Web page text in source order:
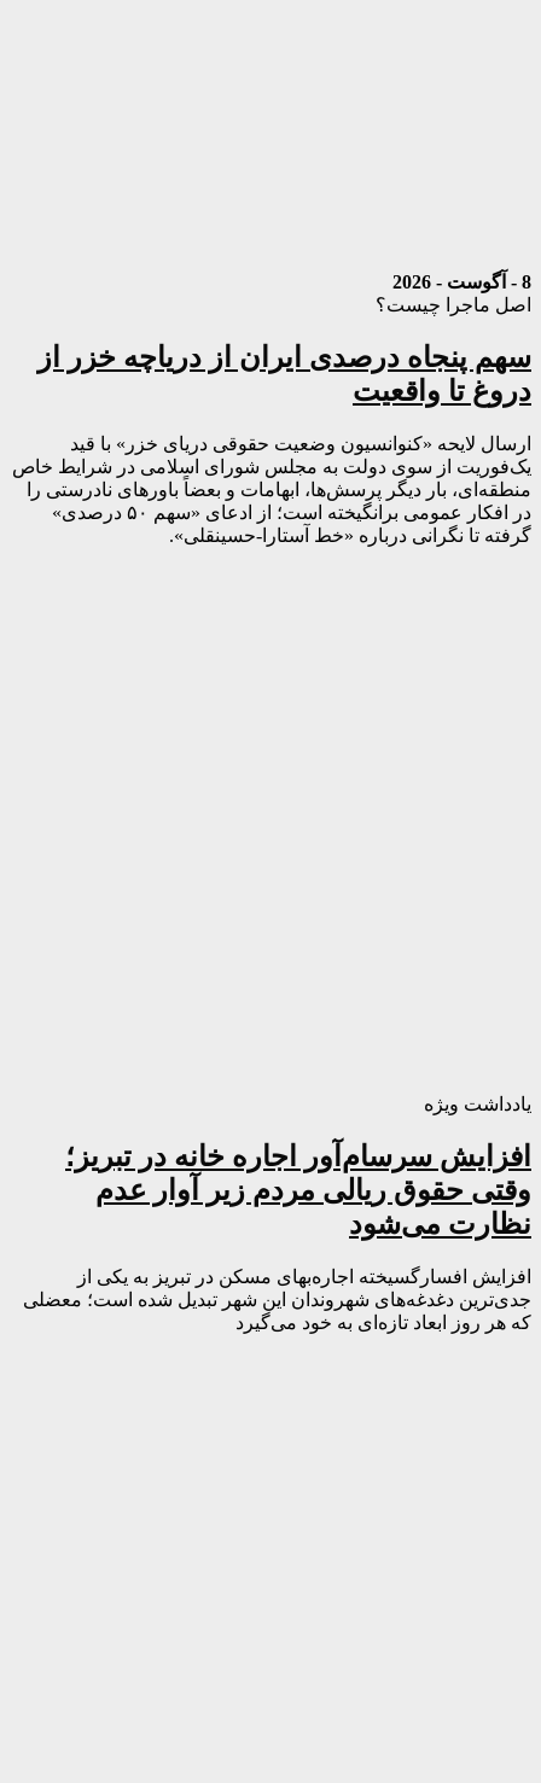
8 - آگوست - 2026
اصل ماجرا چیست؟
سهم پنجاه درصدی ایران از دریاچه خزر از
دروغ تا واقعیت
ارسال لایحه «کنوانسیون وضعیت حقوقی دریای خزر» با قید
یک‌فوریت از سوی دولت به مجلس شورای اسلامی در شرایط خاص
منطقه‌ای، بار دیگر پرسش‌ها، ابهامات و بعضاً باورهای نادرستی را
در افکار عمومی برانگیخته است؛ از ادعای «سهم ۵۰ درصدی»
گرفته تا نگرانی درباره «خط آستارا-حسینقلی».
یادداشت ویژه
افزایش سرسام‌آور اجاره خانه در تبریز؛
وقتی حقوق ریالی مردم زیر آوار عدم
نظارت می‌شود
افزایش افسارگسیخته اجاره‌بهای مسکن در تبریز به یکی از
جدی‌ترین دغدغه‌های شهروندان این شهر تبدیل شده است؛ معضلی
که هر روز ابعاد تازه‌ای به خود می‌گیرد